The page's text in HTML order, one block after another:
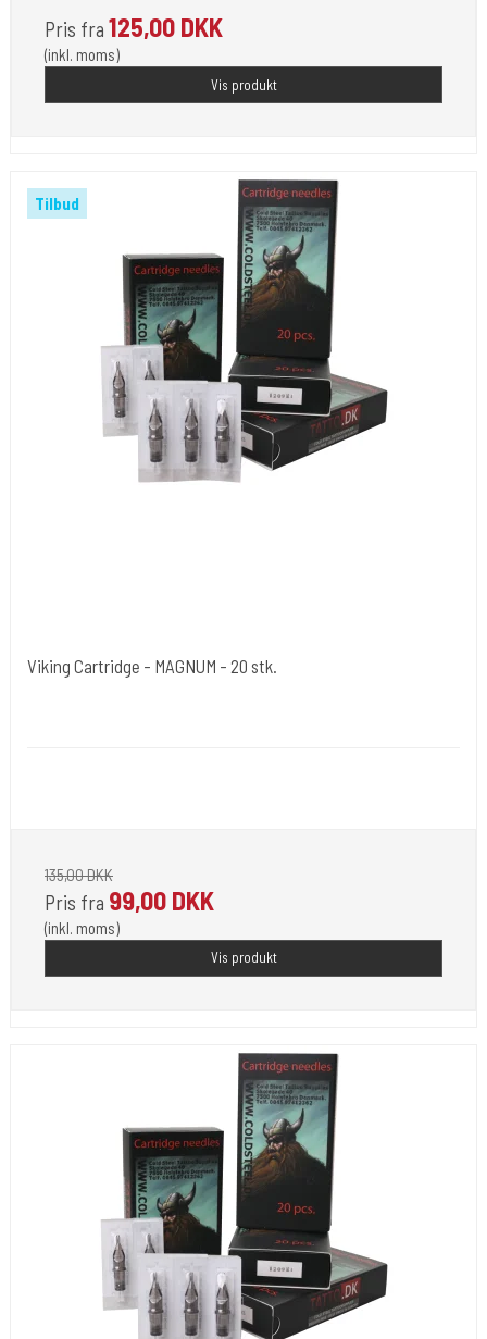
Pris fra 125,00 DKK
(inkl. moms)
Vis produkt
Tilbud
Viking Cartridge - MAGNUM - 20 stk.
135,00 DKK
Pris fra 99,00 DKK
(inkl. moms)
Vis produkt